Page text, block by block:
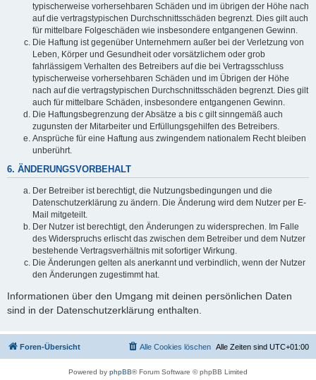
typischerweise vorhersehbaren Schäden und im übrigen der Höhe nach
auf die vertragstypischen Durchschnittsschäden begrenzt. Dies gilt auch
für mittelbare Folgeschäden wie insbesondere entgangenen Gewinn.
Die Haftung ist gegenüber Unternehmern außer bei der Verletzung von
Leben, Körper und Gesundheit oder vorsätzlichem oder grob
fahrlässigem Verhalten des Betreibers auf die bei Vertragsschluss
typischerweise vorhersehbaren Schäden und im Übrigen der Höhe
nach auf die vertragstypischen Durchschnittsschäden begrenzt. Dies gilt
auch für mittelbare Schäden, insbesondere entgangenen Gewinn.
Die Haftungsbegrenzung der Absätze a bis c gilt sinngemäß auch
zugunsten der Mitarbeiter und Erfüllungsgehilfen des Betreibers.
Ansprüche für eine Haftung aus zwingendem nationalem Recht bleiben
unberührt.
6. ÄNDERUNGSVORBEHALT
Der Betreiber ist berechtigt, die Nutzungsbedingungen und die
Datenschutzerklärung zu ändern. Die Änderung wird dem Nutzer per E-
Mail mitgeteilt.
Der Nutzer ist berechtigt, den Änderungen zu widersprechen. Im Falle
des Widerspruchs erlischt das zwischen dem Betreiber und dem Nutzer
bestehende Vertragsverhältnis mit sofortiger Wirkung.
Die Änderungen gelten als anerkannt und verbindlich, wenn der Nutzer
den Änderungen zugestimmt hat.
Informationen über den Umgang mit deinen persönlichen Daten
sind in der Datenschutzerklärung enthalten.
Foren-Übersicht Alle Zeiten sind UTC+01:00
Alle Cookies löschen
Powered by phpBB® Forum Software © phpBB Limited